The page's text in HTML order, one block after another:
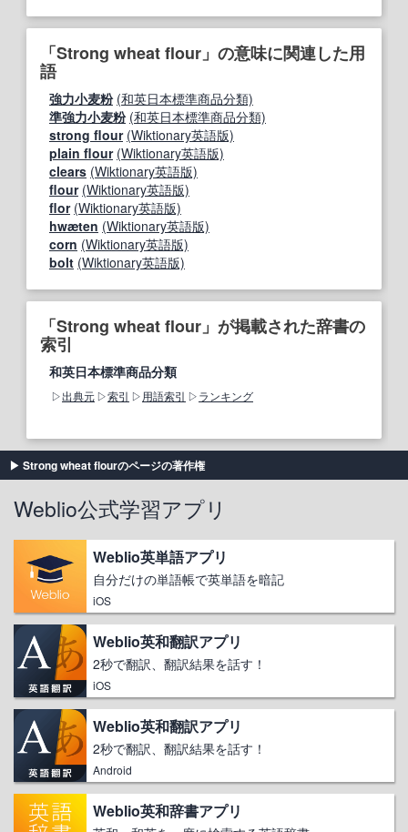
「Strong wheat flour」の意味に関連した用
語
強力小麦粉 (和英日本標準商品分類)
準強力小麦粉 (和英日本標準商品分類)
strong flour (Wiktionary英語版)
plain flour (Wiktionary英語版)
clears (Wiktionary英語版)
flour (Wiktionary英語版)
flor (Wiktionary英語版)
hwæten (Wiktionary英語版)
corn (Wiktionary英語版)
bolt (Wiktionary英語版)
「Strong wheat flour」が掲載された辞書の
索引
和英日本標準商品分類
出典元 索引 用語索引 ランキング
Strong wheat flourのページの著作権
Weblio公式学習アプリ
Weblio英単語アプリ
自分だけの単語帳で英単語を暗記
iOS
Weblio英和翻訳アプリ
2秒で翻訳、翻訳結果を話す！
iOS
Weblio英和翻訳アプリ
2秒で翻訳、翻訳結果を話す！
Android
Weblio英和辞書アプリ